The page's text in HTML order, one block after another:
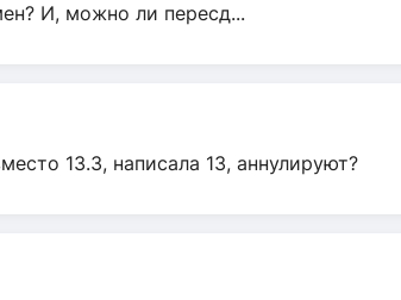
И, можно ли пересд...
13.3, написала 13, аннулируют?